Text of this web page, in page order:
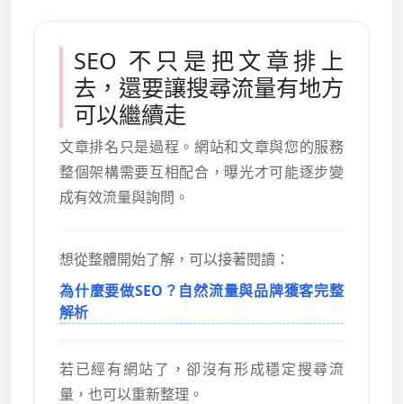
SEO 不只是把文章排上
去，還要讓搜尋流量有地方
可以繼續走
文章排名只是過程。網站和文章與您的服務
整個架構需要互相配合，曝光才可能逐步變
成有效流量與詢問。
想從整體開始了解，可以接著閱讀：
為什麼要做SEO？自然流量與品牌獲客完整
解析
若已經有網站了，卻沒有形成穩定搜尋流
量，也可以重新整理。